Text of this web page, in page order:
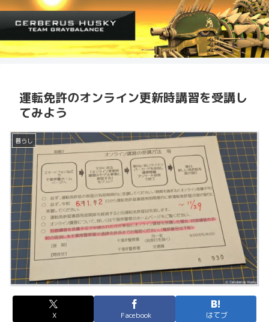
運転免許のオンライン更新時講習を受講し
てみよう
暮らし
X Facebook はてブ